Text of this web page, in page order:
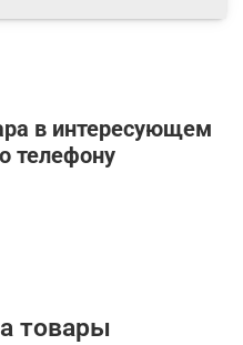
в интересующем
телефону
товары